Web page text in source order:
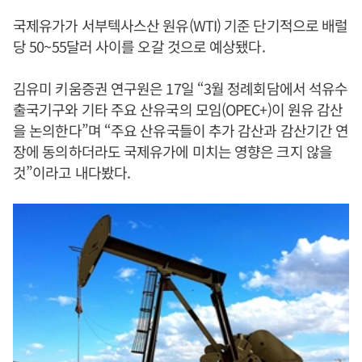
국제유가가 서부텍사스산 원유(WTI) 기준 단기적으로 배럴
당 50~55달러 사이를 오갈 것으로 예상됐다.
김유미 키움증권 연구원은 17일 “3월 정례회담에서 석유수
출국기구와 기타 주요 산유국의 모임(OPEC+)이 원유 감산
을 논의한다”며 “주요 산유국들이 추가 감산과 감산기간 연
장에 동의하더라도 국제유가에 미치는 영향은 크지 않을
것”이라고 내다봤다.